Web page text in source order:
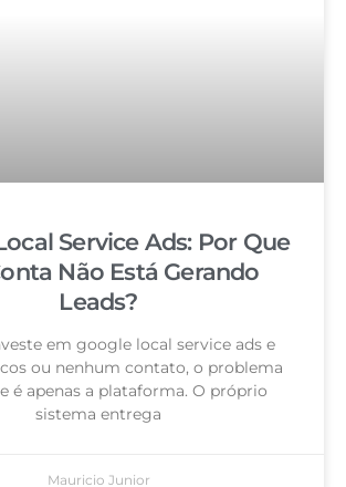
Service Ads: Por Que
Não Está Gerando
Leads?
em google local service ads e
ou nenhum contato, o problema
é apenas a plataforma. O próprio
sistema entrega
Mauricio Junior